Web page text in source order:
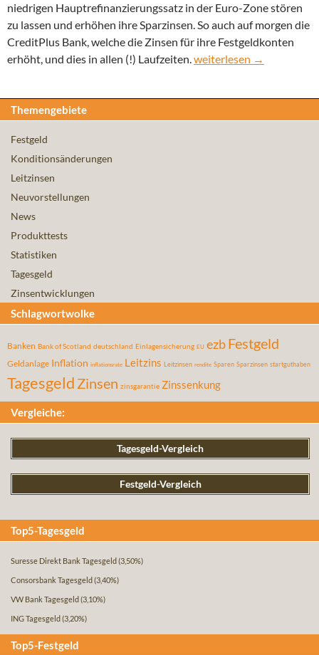
niedrigen Hauptrefinanzierungssatz in der Euro-Zone stören
zu lassen und erhöhen ihre Sparzinsen. So auch auf morgen die
CreditPlus Bank, welche die Zinsen für ihre Festgeldkonten
erhöht, und dies in allen (!) Laufzeiten.CreditPlus Bank erhöht
weiterlesen →
Themengebiete
Festgeld
Konditionsänderungen
Leitzinsen
Neuvorstellungen
News
Produkttests
Statistiken
Tagesgeld
Zinsentwicklungen
Schlagwortwolke
Banken Bank of Scotland deutschland Einlagensicherung EU ezbFestgeld
Geldanlage Inflation inflationsrate Leitzins Leitzinsen rendite Sparen Sparzinsen startguthaben
Tagesgeld Zinsen zinsgarantie Zinssenkung
Vergleiche:
Tagesgeld-Vergleich
Festgeld-Vergleich
Top5-Tagesgeld
Suresse Direkt Bank Tagesgeld (3,50%)
Consorsbank Tagesgeld (3,40%)
VW Bank Tagesgeld (3,10%)
ING Tagesgeld (3,20%)
Top5-Festgeld